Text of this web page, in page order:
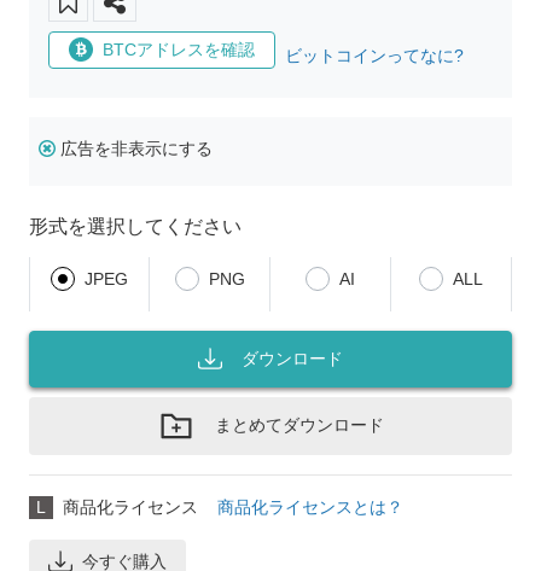
BTCアドレスを確認 ビットコインってなに?
広告を非表示にする
形式を選択してください
JPEG PNG AI ALL
ダウンロード
まとめてダウンロード
L 商品化ライセンス 商品化ライセンスとは？
今すぐ購入